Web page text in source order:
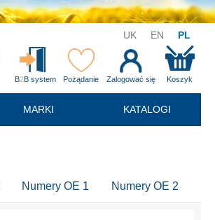
UK EN PL
B2B system Pożądanie Zalogować się Koszyk
MARKI KATALOGI
Numery OE 1 Numery OE 2